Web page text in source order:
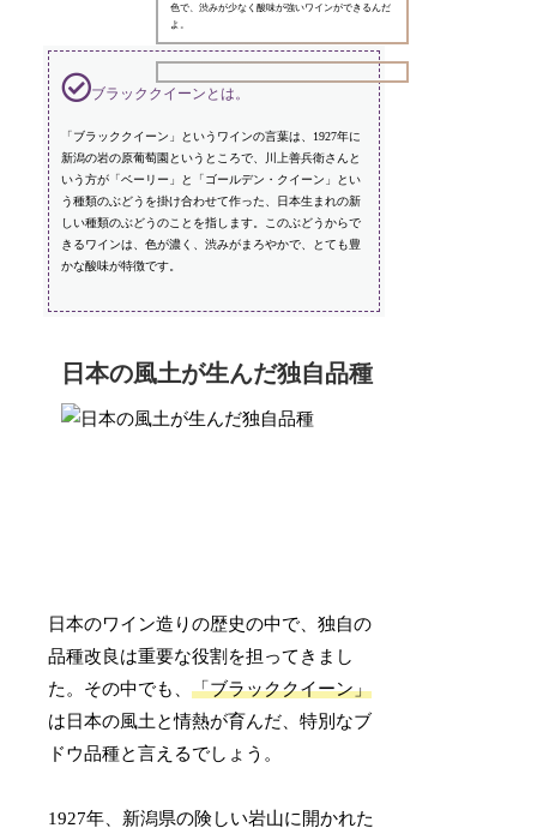
色で、渋みが少なく酸味が強いワインができるんだ
よ。
ブラッククイーンとは。
「ブラッククイーン」というワインの言葉は、1927年に
新潟の岩の原葡萄園というところで、川上善兵衛さんと
いう方が「ベーリー」と「ゴールデン・クイーン」とい
う種類のぶどうを掛け合わせて作った、日本生まれの新
しい種類のぶどうのことを指します。このぶどうからで
きるワインは、色が濃く、渋みがまろやかで、とても豊
かな酸味が特徴です。
日本の風土が生んだ独自品種
日本のワイン造りの歴史の中で、独自の
品種改良は重要な役割を担ってきまし
た。その中でも、「ブラッククイーン」
は日本の風土と情熱が育んだ、特別なブ
ドウ品種と言えるでしょう。
1927年、新潟県の険しい岩山に開かれた